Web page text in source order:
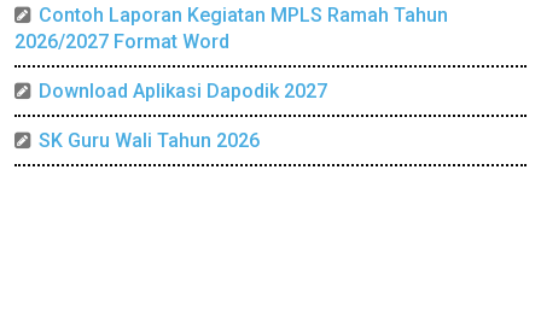
Contoh Laporan Kegiatan MPLS Ramah Tahun
2026/2027 Format Word
Download Aplikasi Dapodik 2027
SK Guru Wali Tahun 2026